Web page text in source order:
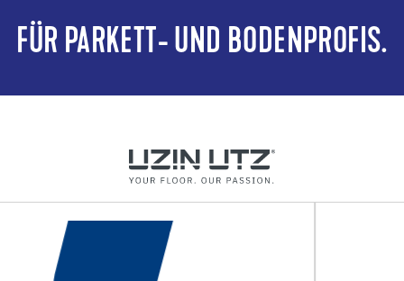
FÜR PARKETT- UND BODENPROFIS.